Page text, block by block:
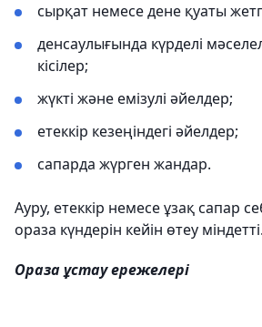
сырқат немесе дене қуаты
денсаулығында күрделі
кісілер;
жүкті және емізулі әйелдер;
етеккір кезеңіндегі әйелдер;
сапарда жүрген жандар.
Ауру, етеккір немесе ұзақ сапар
ораза күндерін кейін өтеу міндетті.
Ораза ұстау ережелері